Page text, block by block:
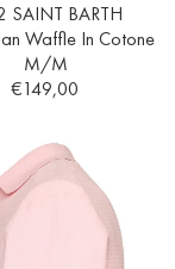
SAINT BARTH
Waffle In Cotone
M/M
€149,00